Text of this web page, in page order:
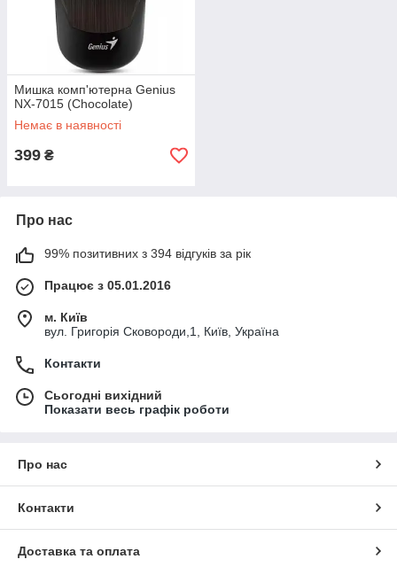
Мишка комп'ютерна Genius
NX-7015 (Chocolate)
Немає в наявності
399 ₴
Про нас
99% позитивних з 394 відгуків за рік
Працює з 05.01.2016
м. Київ
вул. Григорія Сковороди,1, Київ, Україна
Контакти
Сьогодні вихідний
Показати весь графік роботи
Про нас
Контакти
Доставка та оплата